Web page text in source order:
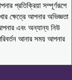
প্রতিক্রিয়া সম্পূর্ণরূপে
ক্ষেত্রে আপনার অভিজ্ঞতা
এবং অন্যান্য নিউ
আনার সময় আপনার